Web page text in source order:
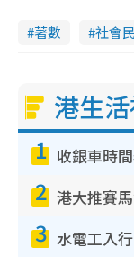
著數 社會
港生
1
2
3